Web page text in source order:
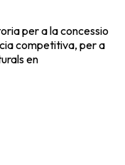
per a la concessio
competitiva, per a
en